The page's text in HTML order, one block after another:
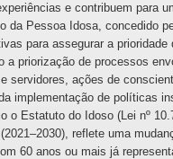
e contribuem para
da Pessoa Idosa, concedido
para assegurar a
priorização de processos
servidores, ações de
implementação de políticas
o Estatuto do Idoso (Lei nº
reflete uma
60 anos ou mais já